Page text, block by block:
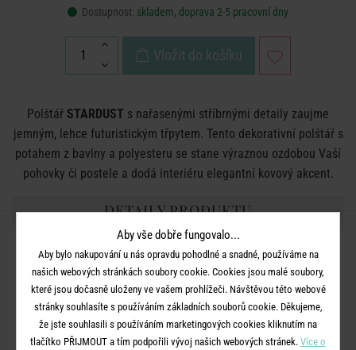
Dostupnost: skladem, doprava 2-5 pracovní dny
Vložit do košíku
Polštář STARDUST s nařasenými stříbrnými detaily zaujme
jemným, lehce futuristickým třpytem. Tento dekorativní polštář s
potahem z bavlny a polyesteru se stane výraznou ozdobou Vaší
pohovky či postele a dodá interiéru elegantní kovový akcent.
DETAILY PRODUKTU
Rozměry:
D 60 x Š 40 x V 10 cm
Materiál:potah 60% bavlna a 40% polyester, výplň 100%
polyester
Další informace:Neprat, nebělit, nesušit a nežehlit. Chemické
čištění je možné. Utírejte vlhkým hadříkem.
Aby vše dobře fungovalo...
Aby bylo nakupování u nás opravdu pohodlné a snadné, používáme na
našich webových stránkách soubory cookie. Cookies jsou malé soubory,
které jsou dočasně uloženy ve vašem prohlížeči. Návštěvou této webové
stránky souhlasíte s používáním základních souborů cookie. Děkujeme,
že jste souhlasili s používáním marketingových cookies kliknutím na
tlačítko PŘIJMOUT a tím podpořili vývoj našich webových stránek. Více o